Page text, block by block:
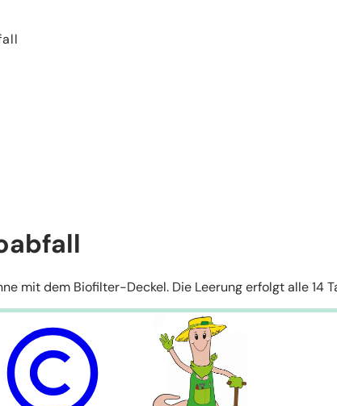
mit dem Biofilter-Deckel. Die Leerung erfolgt alle 14